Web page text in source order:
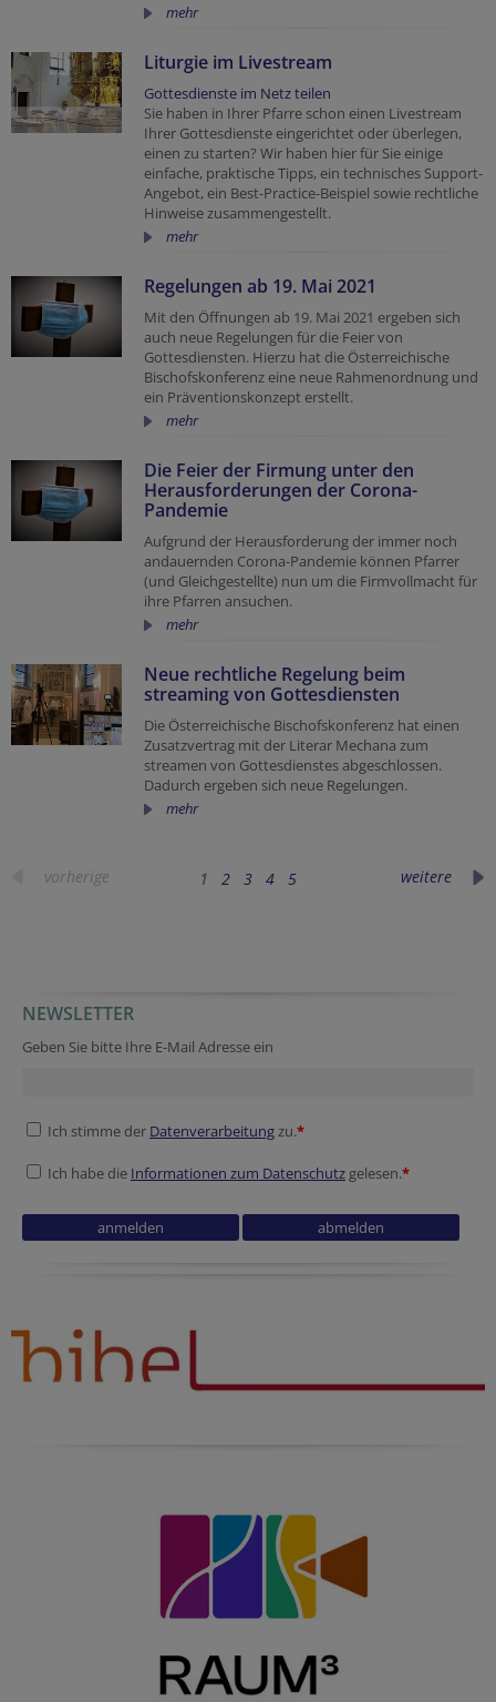
mehr
Liturgie im Livestream
Gottesdienste im Netz teilen
Sie haben in Ihrer Pfarre schon einen Livestream
Ihrer Gottesdienste eingerichtet oder überlegen,
einen zu starten? Wir haben hier für Sie einige
einfache, praktische Tipps, ein technisches Support-
Angebot, ein Best-Practice-Beispiel sowie rechtliche
Hinweise zusammengestellt.
mehr
Regelungen ab 19. Mai 2021
Mit den Öffnungen ab 19. Mai 2021 ergeben sich
auch neue Regelungen für die Feier von
Gottesdiensten. Hierzu hat die Österreichische
Bischofskonferenz eine neue Rahmenordnung und
ein Präventionskonzept erstellt.
mehr
Die Feier der Firmung unter den
Herausforderungen der Corona-
Pandemie
Aufgrund der Herausforderung der immer noch
andauernden Corona-Pandemie können Pfarrer
(und Gleichgestellte) nun um die Firmvollmacht für
ihre Pfarren ansuchen.
mehr
Neue rechtliche Regelung beim
streaming von Gottesdiensten
Die Österreichische Bischofskonferenz hat einen
Zusatzvertrag mit der Literar Mechana zum
streamen von Gottesdienstes abgeschlossen.
Dadurch ergeben sich neue Regelungen.
mehr
vorherige 1 2 3 4 5 weitere
NEWSLETTER
Geben Sie bitte Ihre E-Mail Adresse ein
Ich stimme der Datenverarbeitungzu.*
Ich habe die Informationen zum Datenschutz gelesen.*